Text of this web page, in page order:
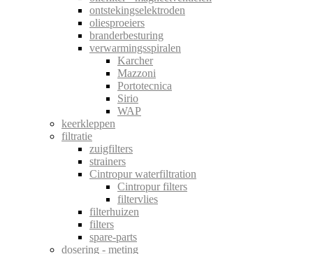
ontstekingselektroden
oliesproeiers
branderbesturing
verwarmingsspiralen
Karcher
Mazzoni
Portotecnica
Sirio
WAP
keerkleppen
filtratie
zuigfilters
strainers
Cintropur waterfiltration
Cintropur filters
filtervlies
filterhuizen
filters
spare-parts
dosering - meting